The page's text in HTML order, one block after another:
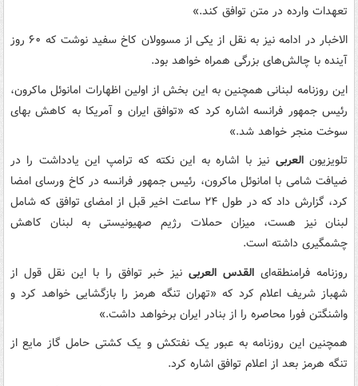
تعهدات وارده در متن توافق کند.»
الاخبار در ادامه نیز به نقل از یکی از مسوولان کاخ سفید نوشت که ۶۰ روز
آینده با چالش‌های بزرگی همراه خواهد بود.
این روزنامه لبنانی همچنین به این بخش از اولین اظهارات امانوئل ماکرون،
رئیس جمهور فرانسه اشاره کرد که «توافق ایران و آمریکا به کاهش بهای
سوخت منجر خواهد شد.»
تلویزیونالعربی نیز با اشاره به این نکته که ترامپ این یادداشت را در
ضیافت شامی با امانوئل ماکرون، رئیس جمهور فرانسه در کاخ ورسای امضا
کرد، گزارش داد که در طول ۲۴ ساعت اخیر قبل از امضای توافق که شامل
لبنان نیز هست، میزان حملات رژیم صهیونیستی به لبنان کاهش
چشمگیری داشته است.
روزنامه فرامنطقه‌ای القدس العربینیز خبر توافق را با این نقل قول از
شهباز شریف اعلام کرد که «تهران تنگه هرمز را بازگشایی خواهد کرد و
واشنگتن فورا محاصره را از بنادر ایران برخواهد داشت.»
همچنین این روزنامه به عبور یک نفتکش و یک کشتی حامل گاز مایع از
تنگه هرمز بعد از اعلام توافق اشاره کرد.